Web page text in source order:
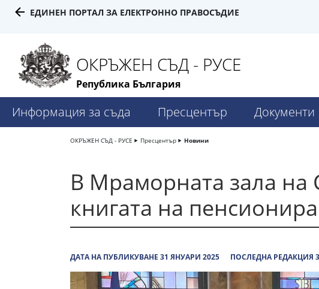
ЕДИНЕН ПОРТАЛ ЗА ЕЛЕКТРОННО ПРАВОСЪДИЕ
ОКРЪЖЕН СЪД - РУСЕ
Република България
Информация за съда Пресцентър Документи
ОКРЪЖЕН СЪД - РУСЕ Пресцентър Новини
В Мраморната зала на
книгата на
ДАТА НА ПУБЛИКУВАНЕ 31 ЯНУАРИ 2025 ПОСЛЕДНА РЕДАКЦИЯ